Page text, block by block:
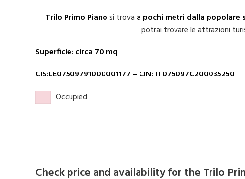
Trilo Primo Pianosi trova a pochi metri dalla popolare
potrai trovare le attrazioni
Superficie: circa 70 mq
CIS:LE07509791000001177 – CIN: IT075097C200035250
Occupied
Check price and availability for the Trilo